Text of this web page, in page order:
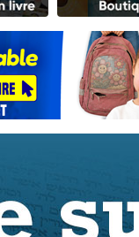
sur Zoom
5 enfants déjà
Reloger Rivka, 6
WhatsApp